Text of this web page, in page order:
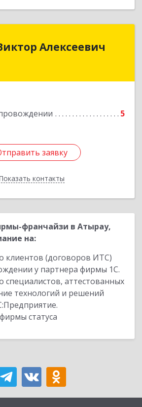
Алексеевич
5
заявку
контакты
заявку
Назад
франчайзи в Атырау,
на:
клиентов (договоров ИТС)
у партнера фирмы 1С.
специалистов, аттестованных
технологий и решений
статуса